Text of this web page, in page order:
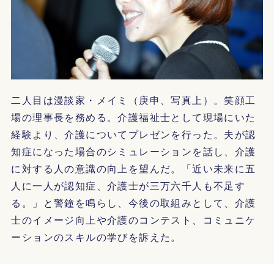
二人目は漫談家・メイミ（庚申、写真上）。笑顔工
場の理事長を務める。介護福祉士として現場にいた
経験より、介護についてプレゼンを行った。夫が認
知症になった場合のシミュレーションを話し、介護
に対する人の意識の向上を望んだ。「近い未来に五
人に一人が認知症、介護士が三万六千人も不足す
る。」と警鐘を鳴らし、今後の取組みとして、介護
士のイメージ向上や介護のコンテスト、コミュニケ
ーションのスキルの学びを訴えた。